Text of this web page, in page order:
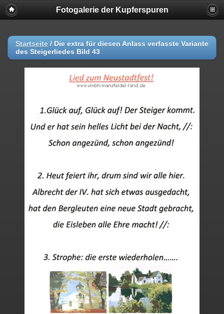
Fotogalerie der Kupferspuren
Startseite / Die extra für diesen Anlass verfasste Variante
des Steigerliedes Bild 43